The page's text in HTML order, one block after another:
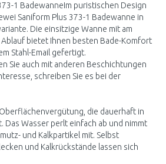
1 BadewanneIm puristischen Design
Saniform Plus 373-1 Badewanne in
Die einsitzige Wanne mit am
bietet Ihnen besten Bade-Komfort
Stahl-Email gefertigt.
Sie auch mit anderen Beschichtungen
schreiben Sie es bei der
die dauerhaft in
Das Wasser perlt einfach ab und nimmt
und Kalkpartikel mit. Selbst
und Kalkrückstände lassen sich